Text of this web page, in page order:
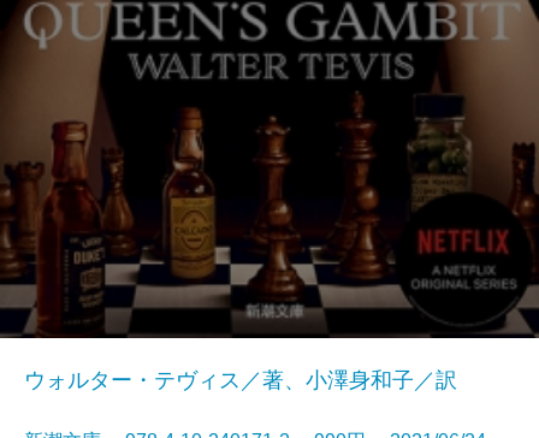
ウォルター・テヴィス／著、小澤身和子／訳